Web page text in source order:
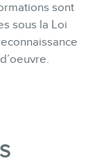
sont
sous la Loi